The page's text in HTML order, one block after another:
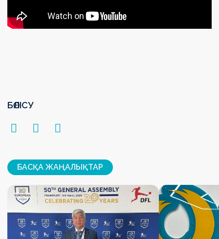
БӨЛІСУ
БАСҚА ЖАҢАЛЫҚТАР